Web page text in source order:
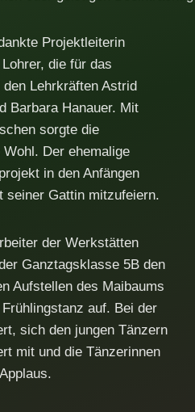
Projektleiterin
die für das
Lehrkräften Astrid
Barbara Hanauer. Mit
sorgte die
Der ehemalige
in den Anfängen
seiner Gattin mitzufeiern.
der Werkstätten
Ganztagsklasse 5B den
Aufstellen des Maibaums
auf. Bei der
sich den jungen Tänzern
mit und die Tänzerinnen